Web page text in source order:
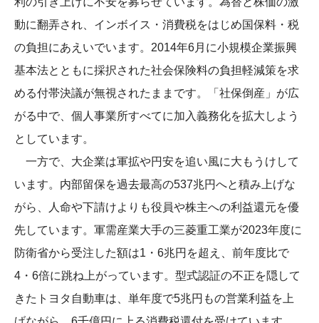
動に翻弄され、インボイス・消費税をはじめ国保料・税
の負担にあえいでいます。2014年6月に小規模企業振興
基本法とともに採択された社会保険料の負担軽減策を求
める付帯決議が無視されたままです。「社保倒産」が広
がる中で、個人事業所すべてに加入義務化を拡大しよう
としています。
一方で、大企業は軍拡や円安を追い風に大もうけして
います。内部留保を過去最高の537兆円へと積み上げな
がら、人命や下請けよりも役員や株主への利益還元を優
先しています。軍需産業大手の三菱重工業が2023年度に
防衛省から受注した額は1・6兆円を超え、前年度比で
4・6倍に跳ね上がっています。型式認証の不正を隠して
きたトヨタ自動車は、単年度で5兆円もの営業利益を上